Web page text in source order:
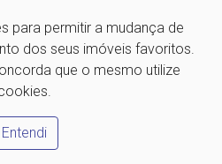
para permitir a mudança de
dos seus imóveis favoritos.
que o mesmo utilize
Entendi